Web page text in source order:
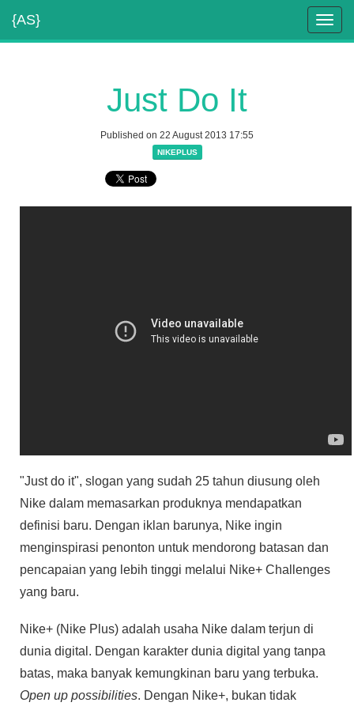
{AS}
Just Do It
Published on 22 August 2013 17:55
NIKEPLUS
"Just do it", slogan yang sudah 25 tahun diusung oleh
Nike dalam memasarkan produknya mendapatkan
definisi baru. Dengan iklan barunya, Nike ingin
menginspirasi penonton untuk mendorong batasan dan
pencapaian yang lebih tinggi melalui Nike+ Challenges
yang baru.
Nike+ (Nike Plus) adalah usaha Nike dalam terjun di
dunia digital. Dengan karakter dunia digital yang tanpa
batas, maka banyak kemungkinan baru yang terbuka.
Open up possibilities. Dengan Nike+, bukan tidak